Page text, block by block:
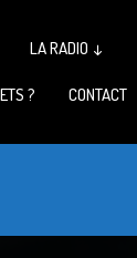
LA RADIO ↓
? CONTACT